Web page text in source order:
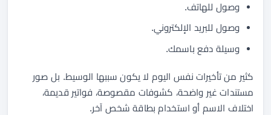
وصول للهاتف.
وصول للبريد الإلكتروني.
وسيلة دفع باسمك.
كثير من تأخيرات نفس اليوم لا يكون سببها الوسيط. بل صور
مستندات غير واضحة، كشوفات مقصوصة، فواتير قديمة،
اختلاف الاسم أو استخدام بطاقة شخص آخر.